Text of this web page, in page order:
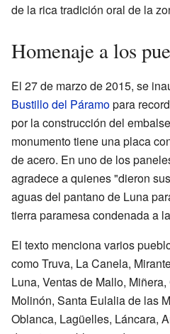
de la rica tradición oral de la
Homenaje a los
El 27 de marzo de 2015, se
Bustillo del Páramopara
por la construcción del
monumento tiene una placa
de acero. En uno de los
agradece a quienes "dieron
aguas del pantano de Luna
tierra paramesa condenada a
El texto menciona varios
como Truva, La Canela,
Luna, Ventas de Mallo,
Molinón, Santa Eulalia de las
Oblanca, Lagüelles, Láncara,